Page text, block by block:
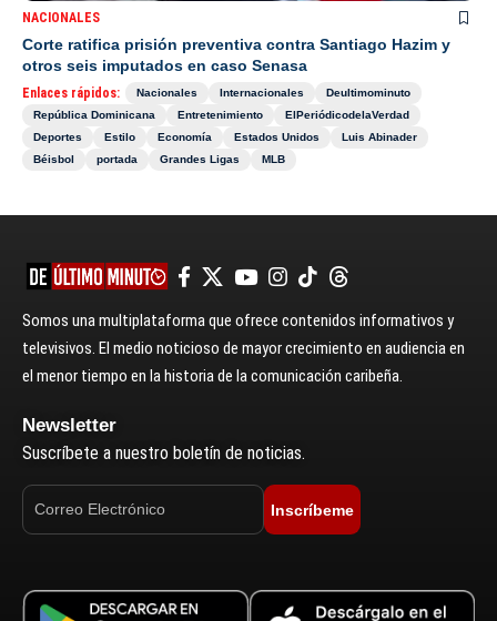
NACIONALES
Corte ratifica prisión preventiva contra Santiago Hazim y
otros seis imputados en caso Senasa
Enlaces rápidos: Nacionales Internacionales
Deultimominuto
República Dominicana
Entretenimiento
ElPeriódicodelaVerdad
Deportes
Estilo Economía Estados Unidos
Luis Abinader
Béisbol
portada Grandes Ligas MLB
Somos una multiplataforma que ofrece contenidos informativos y
televisivos. El medio noticioso de mayor crecimiento en audiencia en
el menor tiempo en la historia de la comunicación caribeña.
Newsletter
Suscríbete a nuestro boletín de noticias.
Inscríbeme